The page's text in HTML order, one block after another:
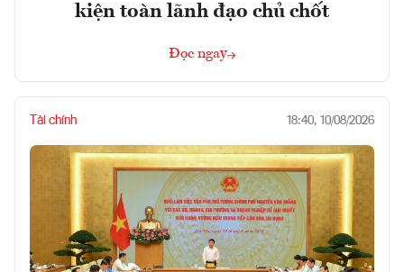
kiện toàn lãnh đạo chủ chốt
Đọc ngay
Tài chính 18:40, 10/08/2026